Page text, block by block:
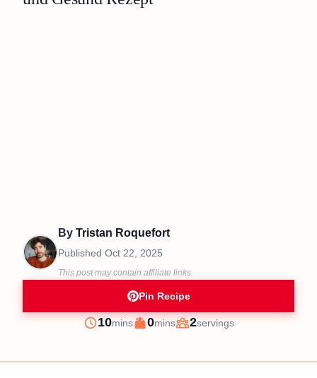
By Tristan Roquefort
Published Oct 22, 2025
This post may contain affiliate links.
Pin Recipe
Prep
10minutes
mins
Cook
0minutes
mins
Servings
2servings